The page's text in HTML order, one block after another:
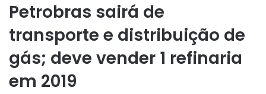
Petrobras sairá de
transporte e distribuição de
gás; deve vender 1 refinaria
em 2019